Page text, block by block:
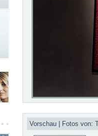
Vorschau | Fotos von: